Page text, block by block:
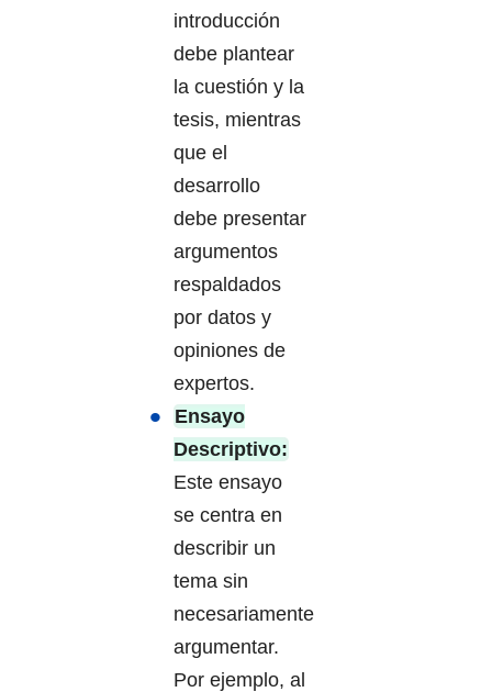
introducción
debe plantear
la cuestión y la
tesis, mientras
que el
desarrollo
debe presentar
argumentos
respaldados
por datos y
opiniones de
expertos.
Ensayo
Descriptivo:
Este ensayo
se centra en
describir un
tema sin
necesariamente
argumentar.
Por ejemplo, al